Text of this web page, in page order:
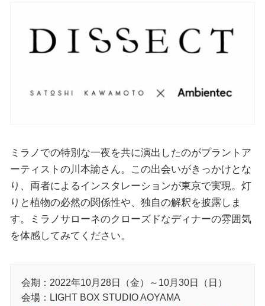
ミラノでの特別な一夜を共に演出したのがプラントア
ーティストの川本諭さん。この出会いがきっかけとな
り、両者によるインスタレーションが東京で実現。灯
りと植物の必然の関係性や、独自の解釈を披露しま
す。ミラノサローネのクローズドなディナーの雰囲気
を体感してみてください。
会期：2022年10月28日（金）～10月30日（日）
会場：LIGHT BOX STUDIO AOYAMA